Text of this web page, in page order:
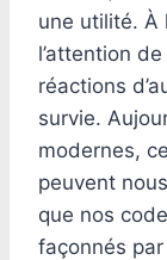
une utilité. À
l’attention
réactions
survie.
modernes,
peuvent
que nos
façonnés